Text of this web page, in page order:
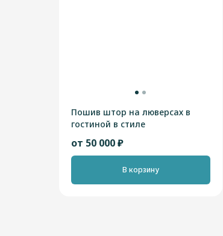
Пошив штор на люверсах в
гостиной в стиле
от 50 000 ₽
В корзину